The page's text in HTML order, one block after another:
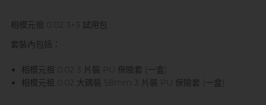
相模元祖 0.02 3+3 試用包
套裝內包括：
相模元祖 0.02 3 片裝 PU 保險套 (一盒)
相模元祖 0.02 大碼裝 58mm 3 片裝 PU 保險套 (一盒)